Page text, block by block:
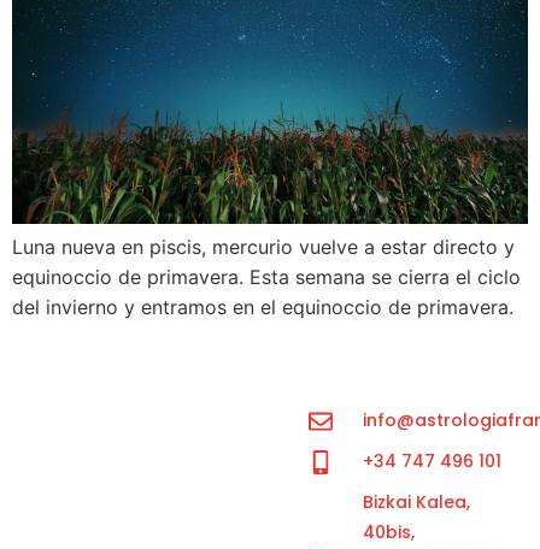
Luna nueva en piscis, mercurio vuelve a estar directo y
equinoccio de primavera. Esta semana se cierra el ciclo
del invierno y entramos en el equinoccio de primavera.
+34 747 496 101
Bizkai Kalea,
40bis,